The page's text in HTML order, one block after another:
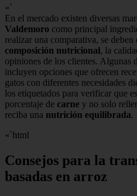
«`
En el mercado existen diversas
Valdemoro como principal
realizar una comparativa, se
composición nutricional, la
opiniones de los clientes. Algunas
incluyen opciones que ofrecen
gatos con diferentes necesidades
los etiquetados para verificar que
porcentaje de carne y no solo
reciba una nutrición equilibrada.
«`html
Consejos para la
basadas en arroz